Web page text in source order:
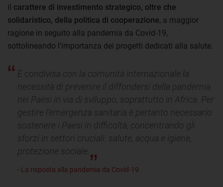
il carattere di investimento strategico, oltre che
solidaristico, della politica di cooperazione, a maggior
ragione in seguito alla pandemia da Covid-19,
sottolineando l'importanza dei progetti dedicati alla salute.
È condivisa con la comunità internazionale la
necessità di prevenire il diffondersi della pandemia
nei Paesi in via di sviluppo, soprattutto in Africa. Per
gestire l’emergenza sanitaria è pertanto necessario
sostenere i Paesi in difficoltà, concentrando gli
sforzi in settori cruciali: salute, acqua e igiene,
protezione sociale.
- La risposta alla pandemia da Covid-19